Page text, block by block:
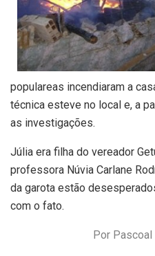
populareas incendiaram a
técnica esteve no local e, a
as investigações.
Júlia era filha do vereador
professora Núvia Carlane
da garota estão
com o fato.
Por